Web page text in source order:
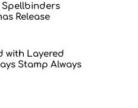
Release
with Layered
Stamp Always